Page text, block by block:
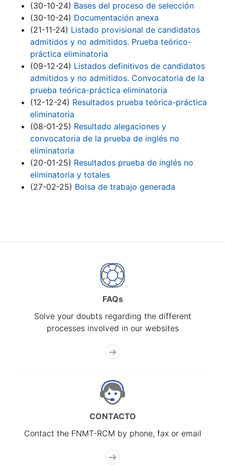
(30-10-24) Bases del proceso de selección
(30-10-24) Documentación anexa
(21-11-24) Listado provisional de candidatos
admitidos y no admitidos. Prueba teórico-
práctica eliminatoria
(09-12-24) Listados definitivos de candidatos
admitidos y no admitidos. Convocatoria de la
prueba teórica-práctica eliminatoria
(12-12-24) Resultados prueba teórica-práctica
eliminatoria
(08-01-25) Resultado alegaciones y
convocatoria de la prueba de inglés no
eliminatoria
(20-01-25) Resultados prueba de inglés no
eliminatoria y totales
(27-02-25) Bolsa de trabajo generada
FAQs
Solve your doubts regarding the different
processes involved in our websites
CONTACTO
Contact the FNMT-RCM by phone, fax or email